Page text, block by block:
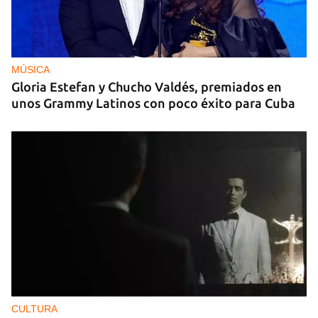
iniciar sesión con tu cuenta de 14ymedio.
INICIAR SESIÓN CANCELAR
MÚSICA
Gloria Estefan y Chucho Valdés, premiados en
unos Grammy Latinos con poco éxito para Cuba
CULTURA